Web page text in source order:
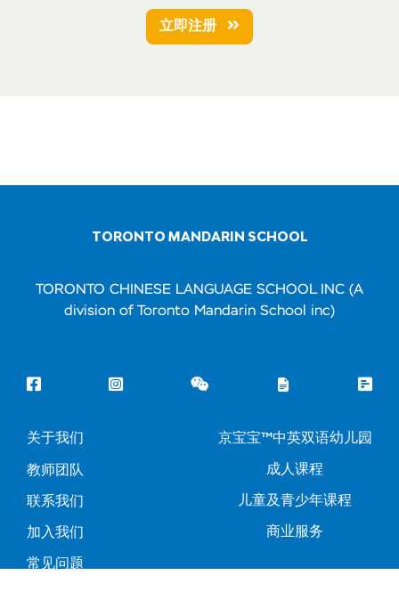
立即注册
TORONTO MANDARIN SCHOOL
TORONTO CHINESE LANGUAGE SCHOOL INC (A
division of Toronto Mandarin School inc)
关于我们
教师团队
联系我们
加入我们
常见问题
京宝宝™中英双语幼儿园
成人课程
儿童及青少年课程
商业服务